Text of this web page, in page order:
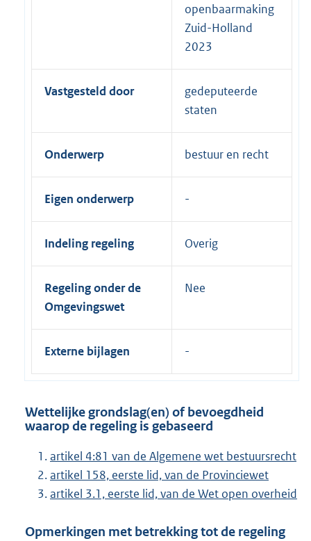
openbaarmaking
Zuid-Holland
2023
Vastgesteld door
gedeputeerde
staten
Onderwerp bestuur en recht
Eigen onderwerp
Indeling regeling Overig
Regeling onder de
Omgevingswet
Nee
Externe bijlagen
Wettelijke grondslag(en) of bevoegdheid
waarop de regeling is gebaseerd
artikel 4:81 van de Algemene wet bestuursrecht
artikel 158, eerste lid, van de Provinciewet
artikel 3.1, eerste lid, van de Wet open overheid
Opmerkingen met betrekking tot de regeling